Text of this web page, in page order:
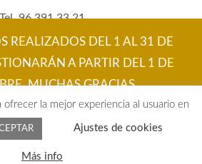
REALIZADOS DEL 1 AL 31 DE
A PARTIR DEL 1 DE
MUCHAS GRACIAS
ACEPTAR
Tel. 96 391 33 21
620 123 461
ofrecer la mejor experiencia al usuario en
Ajustes de cookies
Más info